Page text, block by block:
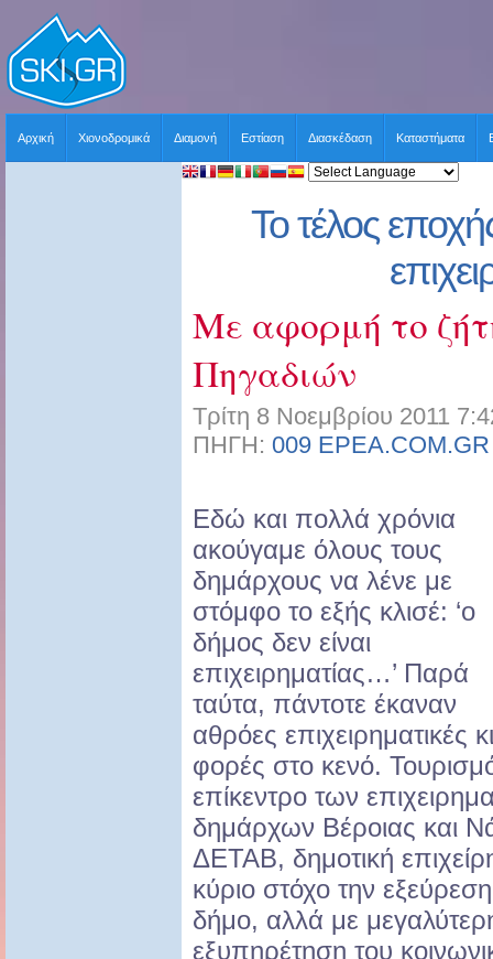
Αρχική Χιονοδρομικά Διαμονή Εστίαση Διασκέδαση Καταστήματα
Το τέλος
Με αφορμή το
Πηγαδιών
Τρίτη 8 Νοεμβρίου 2011
ΠΗΓΗ: 009 EPEA.COM.GR
Εδώ και πολλά χρόνια
ακούγαμε όλους τους
δημάρχους να λένε με
στόμφο το εξής κλισέ: ‘ο
δήμος δεν είναι
επιχειρηματίας…’ Παρά
ταύτα, πάντοτε έκαναν
αθρόες επιχειρηματικές
φορές στο κενό.
επίκεντρο των
δημάρχων Βέροιας και
ΔΕΤΑΒ, δημοτική
κύριο στόχο την
δήμο, αλλά με
εξυπηρέτηση του